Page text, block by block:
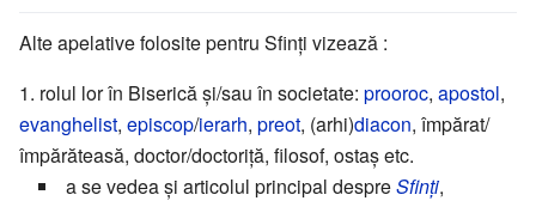
Alte apelative folosite pentru Sfinți vizează :
rolul lor în Biserică și/sau în societate: prooroc, apostol,
evanghelist, episcop/ierarh, preot, (arhi)diacon, împărat/
împărăteasă, doctor/doctoriță, filosof, ostaș etc.
a se vedea și articolul principal despreSfinţi,